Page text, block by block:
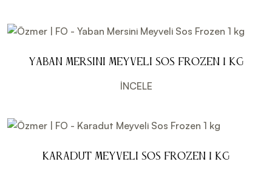
Yaban Mersini Meyveli Sos Frozen 1 kg
İNCELE
Karadut Meyveli Sos Frozen 1 kg